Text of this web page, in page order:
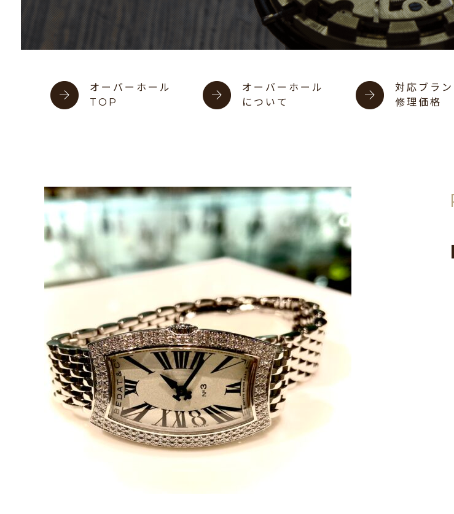
オーバーホール
TOP
オーバーホール
について
対応ブラン
修理価格